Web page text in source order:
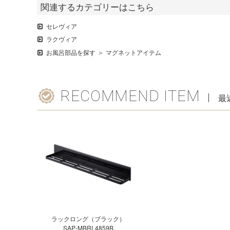
関連するカテゴリーはこちら
セレヴィア
ラクヴィア
お風呂部品を探す
マグネットアイテム
RECOMMEND ITEM 最
ラックロング（ブラック）
SAP-MBRL4859B